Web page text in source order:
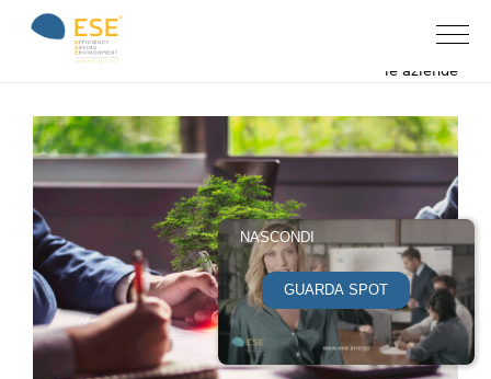
Home»News & eventi
I vantaggi della sostenibilità per
le aziende
GUARDA SPOT
NASCONDI